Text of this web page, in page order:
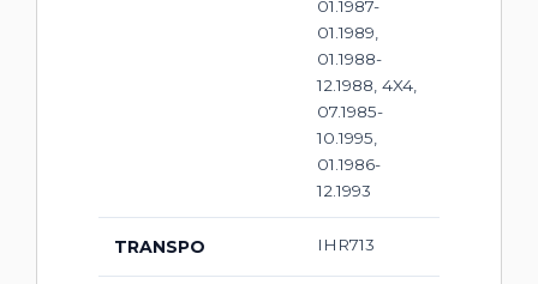
01.1987-
01.1989,
01.1988-
12.1988, 4X4,
07.1985-
10.1995,
01.1986-
12.1993
TRANSPO IHR713